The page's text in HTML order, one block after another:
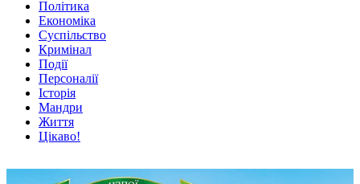
Політика
Економіка
Суспільство
Кримінал
Події
Персоналії
Історія
Мандри
Життя
Цікаво!